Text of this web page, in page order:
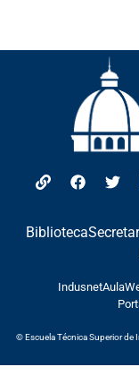
Biblioteca
Indusnet
© Escuela Técnica Superior de